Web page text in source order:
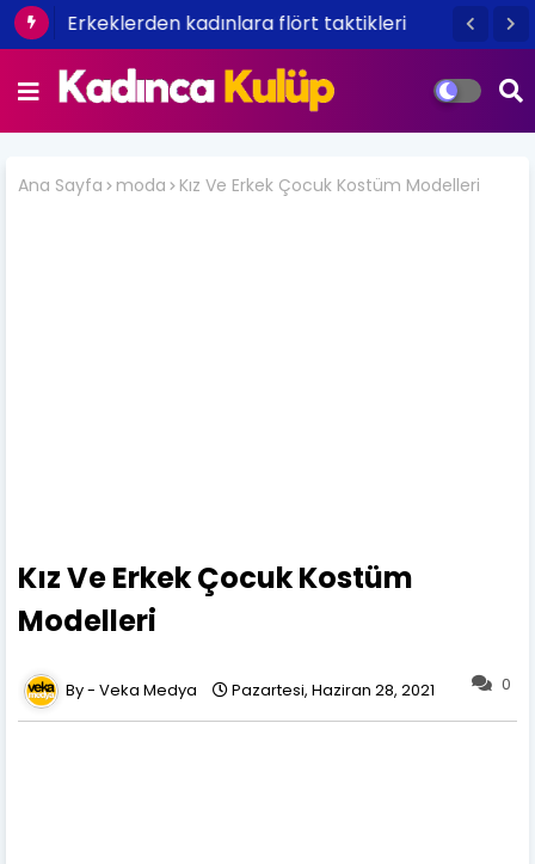
Erkeklerden kadınlara flört taktikleri
Ana Sayfa moda Kız Ve Erkek Çocuk Kostüm Modelleri
Kız Ve Erkek Çocuk Kostüm
Modelleri
0
Veka Medya Pazartesi, Haziran 28, 2021